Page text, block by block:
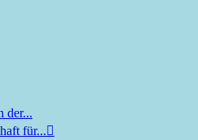
der...
für...